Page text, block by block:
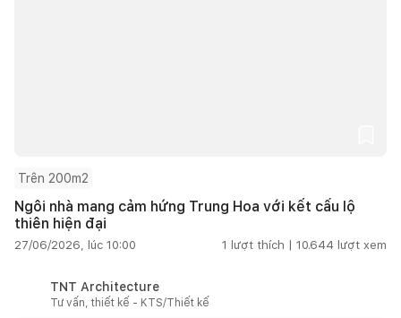
Trên 200m2
Ngôi nhà mang cảm hứng Trung Hoa với kết cấu lộ
thiên hiện đại
27/06/2026, lúc 10:00 1 lượt thích | 10.644 lượt xem
TNT Architecture
Tư vấn, thiết kế - KTS/Thiết kế